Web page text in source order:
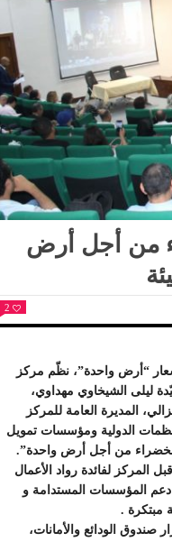
من أجل أرض
2
الذي يلتئم هذه السنة تحت شعار “أرض واحدة”، نظّم مركز
بتونس تحت إشراف السيّدة ليلى الشيخاوي مهداوي،
المديرة العامة للمركز
الدولية ومؤسسات تمويل
الخضراء من أجل أرض واحدة”.
المركز لفائدة رواد الأعمال
دعم المؤسسات المستدامة و
مبتكرة .
الودائع والأمانات،